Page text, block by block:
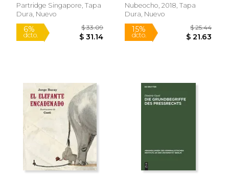
Partridge Singapore, Tapa
Dura, Nuevo
Nubeocho, 2018, Tapa
Dura, Nuevo